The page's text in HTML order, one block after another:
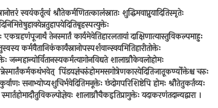
स्वयंकर्तृत्वं श्रौतेकर्मणितत्कालंस्नातः शुद्धिमवाप्नुयादितिस्मृतेः
एकग्रहणंपूजार्थं तेनस्मार्तं कार्यमेवेतिहारलतायां दाक्षिणात्यास्तुविकल्पमाहुः
कर्मवैतानिकंकार्यंस्नानोपस्पर्शवान्स्वयमितिहारीतोक्तेः
शालाग्नौकेवलोहोमः
पिंडयज्ञंचरुंहोममसगोत्रेणकारयेदितिजातूकर्ण्योक्तेश्च चरुः
सनाभ्योप्यशुचिर्भवेदितिमनूक्तेः छंदोगपरिशिष्टेपि होमः श्रौतेतुकर्तव्यः
शालाग्नौचैकइतिप्रागुक्तेः यदाकरणंतदान्यद्वारा ।